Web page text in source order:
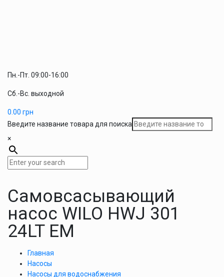
Пн.-Пт. 09:00-16:00
Сб.-Вс. выходной
0.00 грн
Введите название товара для поиска
×
Самовсасывающий
насос WILO HWJ 301
24LT EM
Главная
Насосы
Насосы для водоснабжения